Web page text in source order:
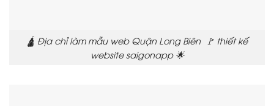
🛕 Địa chỉ làm mẫu web Quận Long Biên 🚩 thiết kế
website saigonapp 🌟